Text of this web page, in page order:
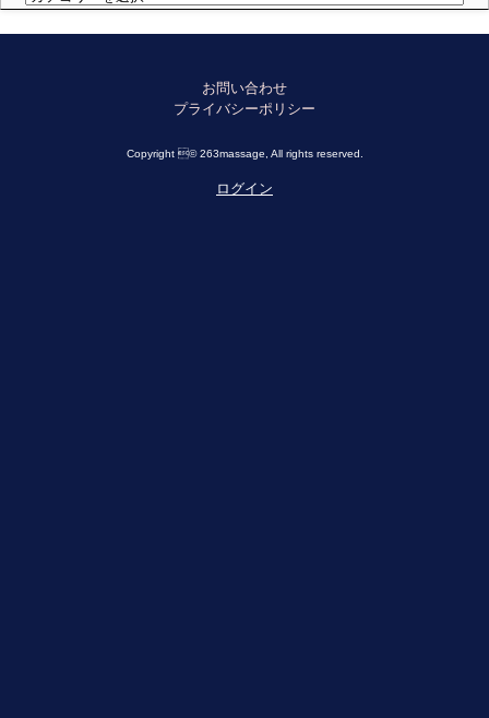
お問い合わせ
プライバシーポリシー
Copyright © 263massage, All rights reserved.
ログイン